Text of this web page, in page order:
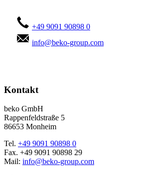
+49 9091 90898 0
info@beko-group.com
Kontakt
beko GmbH
Rappenfeldstraße 5
86653 Monheim
Tel. +49 9091 90898 0
Fax. +49 9091 90898 29
Mail: info@beko-group.com